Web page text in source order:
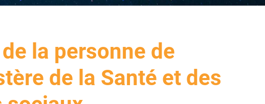
la personne de
de la Santé et des